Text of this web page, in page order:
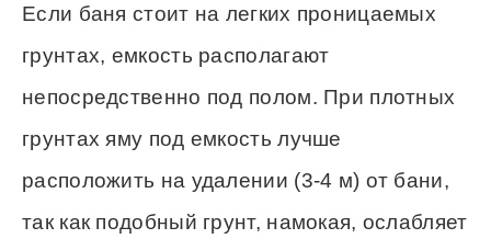
Если баня стоит на легких проницаемых
грунтах, емкость располагают
непосредственно под полом. При плотных
грунтах яму под емкость лучше
расположить на удалении (3-4 м) от бани,
так как подобный грунт, намокая, ослабляет